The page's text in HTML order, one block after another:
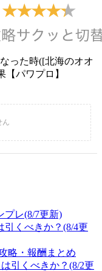
った時([北海のオオ
パワプロ】
プレ(8/7更新)
引くべきか？(8/4更
略・報酬まとめ
引くべきか？(8/2更